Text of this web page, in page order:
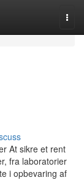
At sikre et rent
fra laboratorier
i opbevaring af